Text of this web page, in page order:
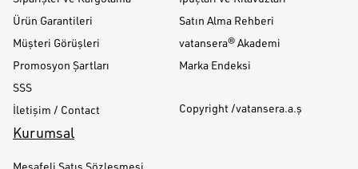
Ürün Garantileri
Müşteri Görüşleri
Promosyon Şartları
SSS
İletişim / Contact
Satın Alma Rehberi
vatansera® Akademi
Marka Endeksi
Copyright /vatansera.a.ş
Kurumsal
Mesafeli Satış Sözleşmesi